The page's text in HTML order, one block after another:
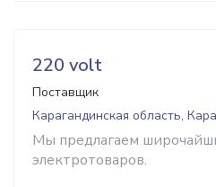
220 volt
Поставщик
Карагандинская область,
Мы предлагаем
электротоваров.